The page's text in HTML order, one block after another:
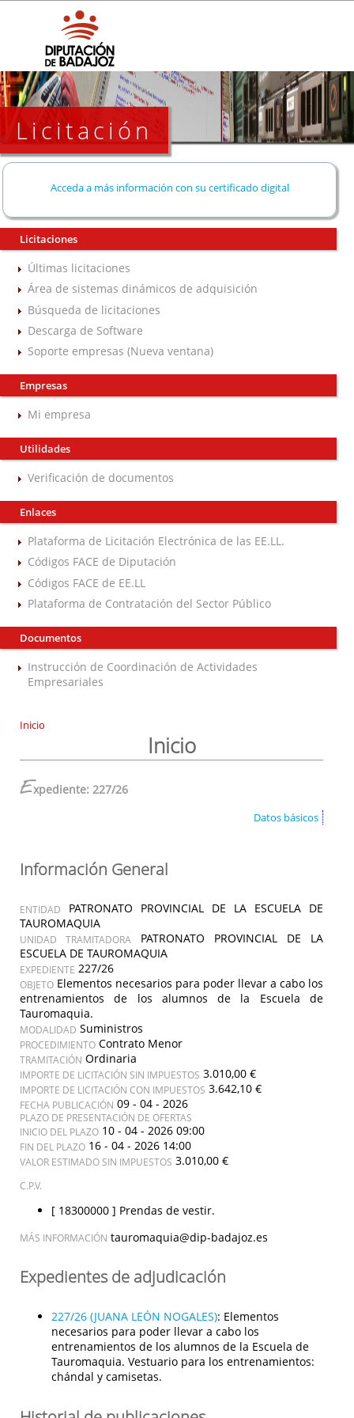
Licitación
Acceda a más información con su certificado digital
Licitaciones
Últimas licitaciones
Área de sistemas dinámicos de adquisición
Búsqueda de licitaciones
Descarga de Software
Soporte empresas (Nueva ventana)
Empresas
Mi empresa
Utilidades
Verificación de documentos
Enlaces
Plataforma de Licitación Electrónica de las EE.LL.
Códigos FACE de Diputación
Códigos FACE de EE.LL
Plataforma de Contratación del Sector Público
Documentos
Instrucción de Coordinación de Actividades
Empresariales
Inicio
Inicio
Expediente: 227/26
Datos básicos
Información General
ENTIDAD
PATRONATO PROVINCIAL DE LA ESCUELA DE
TAUROMAQUIA
UNIDAD TRAMITADORA
PATRONATO PROVINCIAL DE LA
ESCUELA DE TAUROMAQUIA
EXPEDIENTE 227/26
OBJETO Elementos necesarios para poder llevar a cabo los
entrenamientos de los alumnos de la Escuela de
Tauromaquia.
MODALIDAD Suministros
PROCEDIMIENTO Contrato Menor
TRAMITACIÓN Ordinaria
IMPORTE DE LICITACIÓN SIN IMPUESTOS 3.010,00 €
IMPORTE DE LICITACIÓN CON IMPUESTOS 3.642,10 €
FECHA PUBLICACIÓN 09 - 04 - 2026
PLAZO DE PRESENTACIÓN DE OFERTAS
INICIO DEL PLAZO 10 - 04 - 2026 09:00
FIN DEL PLAZO 16 - 04 - 2026 14:00
VALOR ESTIMADO SIN IMPUESTOS 3.010,00 €
C.P.V.
[ 18300000 ] Prendas de vestir.
MÁS INFORMACIÓN tauromaquia@dip-badajoz.es
Expedientes de adjudicación
227/26 (JUANA LEÓN NOGALES): Elementos
necesarios para poder llevar a cabo los
entrenamientos de los alumnos de la Escuela de
Tauromaquia. Vestuario para los entrenamientos:
chándal y camisetas.